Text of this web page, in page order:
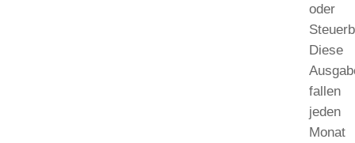
oder
Diese
fallen
jeden
Monat